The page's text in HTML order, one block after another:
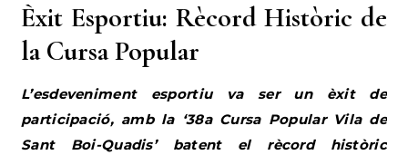
Èxit Esportiu: Rècord Històric de
la Cursa Popular
L’esdeveniment esportiu va ser un èxit de
participació, amb la ‘38a Cursa Popular Vila de
Sant Boi-Quadis’ batent el rècord històric